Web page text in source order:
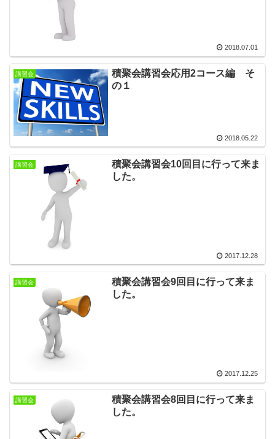
2018.07.01
講習会
積聚会講習会応用2コース編 そ
の１
2018.05.22
講習会
積聚会講習会10回目に行って来ま
した。
2017.12.28
講習会
積聚会講習会9回目に行って来ま
した。
2017.12.25
講習会
積聚会講習会8回目に行って来ま
した。